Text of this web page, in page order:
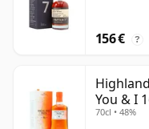
156 € ?
You & I
70cl • 48%